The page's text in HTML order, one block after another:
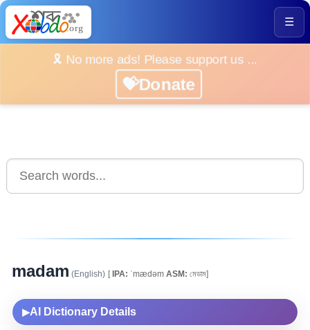
☰
🎗️ No more ads! Please support us ...
💝Donate
madam (English) [IPA: ˈmædəm ASM: মেডাম]
▶AI Dictionary Details